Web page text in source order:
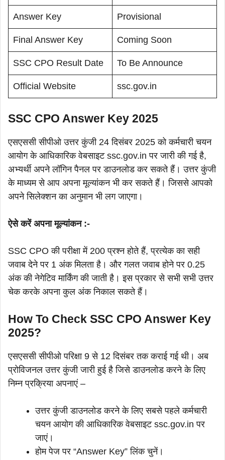
Answer Key Provisional
Final Answer Key Coming Soon
SSC CPO Result Date To Be Announce
Official Website ssc.gov.in
SSC CPO Answer Key 2025
एसएससी सीपीओ उत्तर कुंजी 24 दिसंबर 2025 को कर्मचारी चयन
आयोग के आधिकारिक वेबसाइट ssc.gov.in पर जारी की गई है,
अभ्यर्थी अपने लॉगिन पैनल पर डाउनलोड कर सकते हैं। उत्तर कुंजी
के माध्यम से आप अपना मूल्यांकन भी कर सकते हैं। जिससे आपको
अपने सिलेक्शन का अनुमान भी लग जाएगा।
ऐसे करें अपना मूल्यांकन :-
SSC CPO की परीक्षा में 200 प्रश्न होते हैं, प्रत्येक का सही
जवाब देने पर 1 अंक मिलता है। और गलत जवाब होने पर 0.25
अंक की नेगेटिव मार्किंग की जाती है। इस प्रकार से सभी सभी उत्तर
चेक करके अपना कुल अंक निकाल सकते हैं।
How To Check SSC CPO Answer Key
2025?
एसएससी सीपीओ परिक्षा 9 से 12 दिसंबर तक कराई गई थी। अब
प्रोविजनल उत्तर कुंजी जारी हुई है जिसे डाउनलोड करने के लिए
निम्न प्रक्रिया अपनाएं –
उत्तर कुंजी डाउनलोड करने के लिए सबसे पहले कर्मचारी
चयन आयोग की आधिकारिक वेबसाइट ssc.gov.in पर
जाएं।
होम पेज पर “Answer Key” लिंक चुनें।